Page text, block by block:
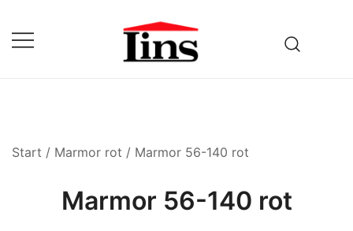
Inhalt
springen
Start / Marmor rot / Marmor 56-140 rot
Marmor 56-140 rot